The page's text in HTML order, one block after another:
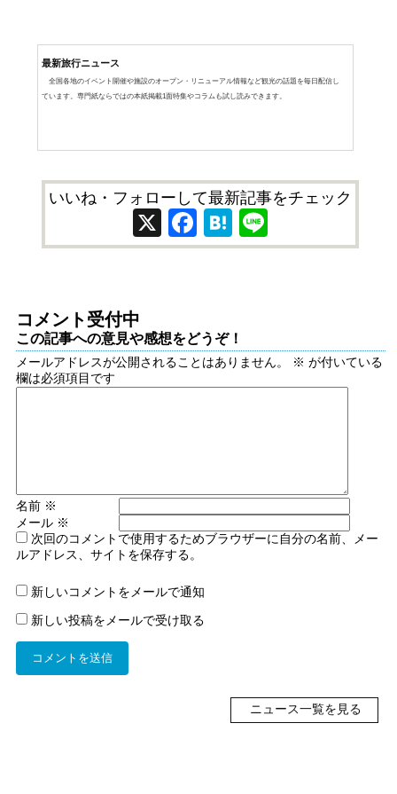
最新旅行ニュース
全国各地のイベント開催や施設のオープン・リニューアル情報など観光の話題を毎日配信し
ています。専門紙ならではの本紙掲載1面特集やコラムも試し読みできます。
いいね・フォローして最新記事をチェック
X Facebook
Hatena
コメント受付中
この記事への意見や感想をどうぞ！
メールアドレスが公開されることはありません。 ※ が付いている
欄は必須項目です
名前 ※
メール ※
次回のコメントで使用するためブラウザーに自分の名前、メー
ルアドレス、サイトを保存する。
新しいコメントをメールで通知
新しい投稿をメールで受け取る
ニュース一覧を見る